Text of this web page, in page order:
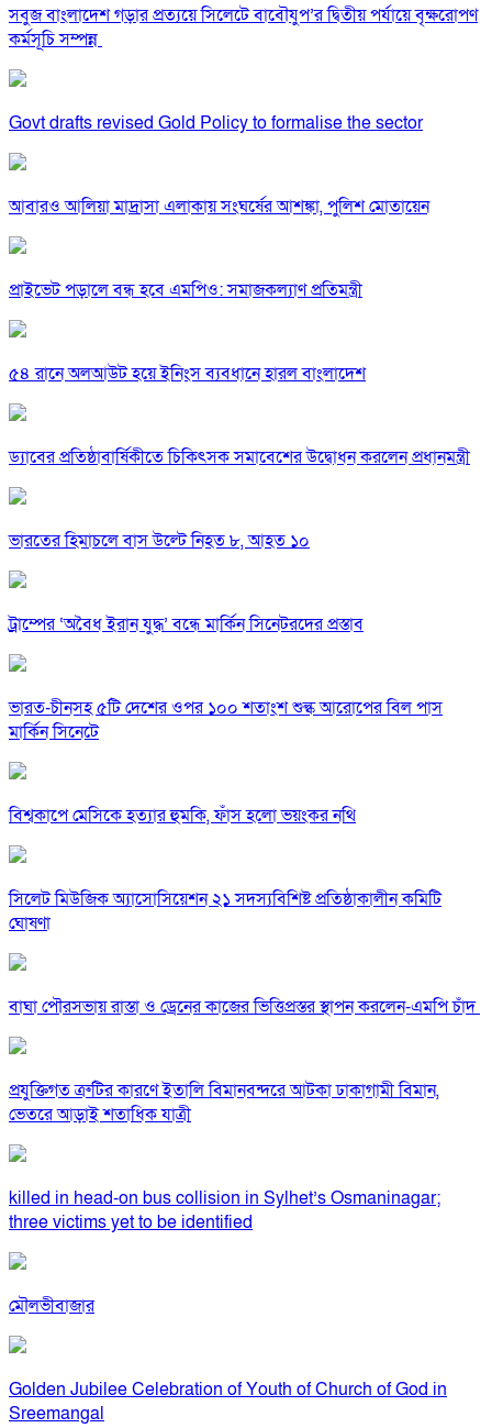
সবুজ বাংলাদেশ গড়ার প্রত্যয়ে সিলেটে বাবৌযুপ’র দ্বিতীয় পর্যায়ে বৃক্ষরোপণ
কর্মসূচি সম্পন্ন
Govt drafts revised Gold Policy to formalise the sector
আবারও আলিয়া মাদ্রাসা এলাকায় সংঘর্ষের আশঙ্কা, পুলিশ মোতায়েন
প্রাইভেট পড়ালে বন্ধ হবে এমপিও: সমাজকল্যাণ প্রতিমন্ত্রী
৫৪ রানে অলআউট হয়ে ইনিংস ব্যবধানে হারল বাংলাদেশ
ড্যাবের প্রতিষ্ঠাবার্ষিকীতে চিকিৎসক সমাবেশের উদ্বোধন করলেন প্রধানমন্ত্রী
ভারতের হিমাচলে বাস উল্টে নিহত ৮, আহত ১০
ট্রাম্পের ‘অবৈধ ইরান যুদ্ধ’ বন্ধে মার্কিন সিনেটরদের প্রস্তাব
ভারত-চীনসহ ৫টি দেশের ওপর ১০০ শতাংশ শুল্ক আরোপের বিল পাস
মার্কিন সিনেটে
বিশ্বকাপে মেসিকে হত্যার হুমকি, ফাঁস হলো ভয়ংকর নথি
সিলেট মিউজিক অ্যাসোসিয়েশন ২১ সদস্যবিশিষ্ট প্রতিষ্ঠাকালীন কমিটি
ঘোষণা
বাঘা পৌরসভায় রাস্তা ও ড্রেনের কাজের ভিত্তিপ্রস্তর স্থাপন করলেন-এমপি চাঁদ
প্রযুক্তিগত ত্রুটির কারণে ইতালি বিমানবন্দরে আটকা ঢাকাগামী বিমান,
ভেতরে আড়াই শতাধিক যাত্রী
killed in head-on bus collision in Sylhet’s Osmaninagar;
three victims yet to be identified
মৌলভীবাজার
Golden Jubilee Celebration of Youth of Church of God in
Sreemangal